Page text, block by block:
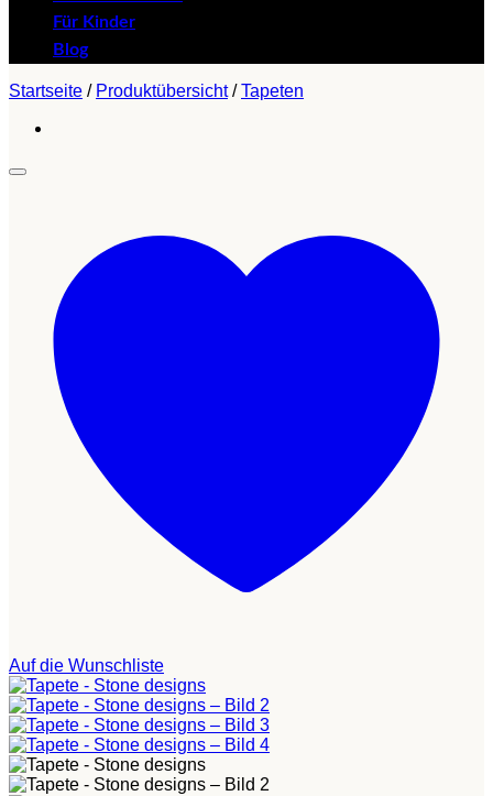
Für Kinder
Blog
Startseite / Produktübersicht / Tapeten
Auf die Wunschliste